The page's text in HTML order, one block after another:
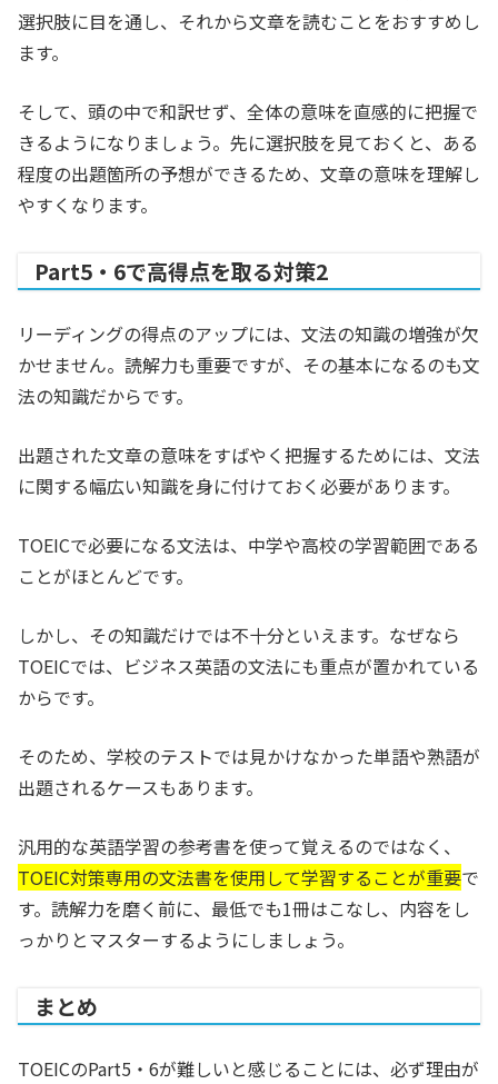
選択肢に目を通し、それから文章を読むことをおすすめし
ます。
そして、頭の中で和訳せず、全体の意味を直感的に把握で
きるようになりましょう。先に選択肢を見ておくと、ある
程度の出題箇所の予想ができるため、文章の意味を理解し
やすくなります。
Part5・6で高得点を取る対策2
リーディングの得点のアップには、文法の知識の増強が欠
かせません。読解力も重要ですが、その基本になるのも文
法の知識だからです。
出題された文章の意味をすばやく把握するためには、文法
に関する幅広い知識を身に付けておく必要があります。
TOEICで必要になる文法は、中学や高校の学習範囲である
ことがほとんどです。
しかし、その知識だけでは不十分といえます。なぜなら
TOEICでは、ビジネス英語の文法にも重点が置かれている
からです。
そのため、学校のテストでは見かけなかった単語や熟語が
出題されるケースもあります。
汎用的な英語学習の参考書を使って覚えるのではなく、
TOEIC対策専用の文法書を使用して学習することが重要で
す。読解力を磨く前に、最低でも1冊はこなし、内容をし
っかりとマスターするようにしましょう。
まとめ
TOEICのPart5・6が難しいと感じることには、必ず理由が